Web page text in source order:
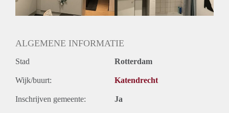
ALGEMENE INFORMATIE
Stad Rotterdam
Wijk/buurt: Katendrecht
Inschrijven gemeente: Ja